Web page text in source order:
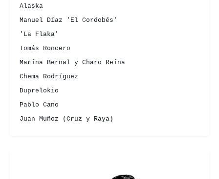
Alaska
Manuel Díaz 'El Cordobés'
'La Flaka'
Tomás Roncero
Marina Bernal y Charo Reina
Chema Rodríguez
Duprelokio
Pablo Cano
Juan Muñoz (Cruz y Raya)